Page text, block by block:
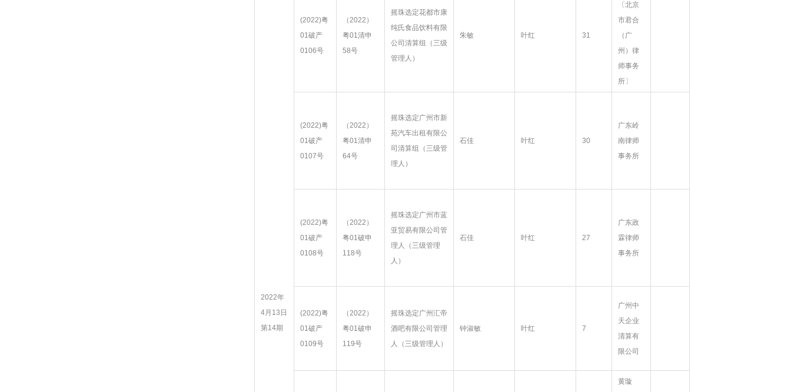
2022年
4月13日
第14期
(2022)粤
01破产
0106号
（2022）
粤01清申
58号
摇珠选定花都市康
纯氏食品饮料有限
公司清算组（三级
管理人）
朱敏 叶红 31
〔北京
市君合
（广
州）律
师事务
所〕
(2022)粤
01破产
0107号
（2022）
粤01清申
64号
摇珠选定广州市新
苑汽车出租有限公
司清算组（三级管
理人）
石佳 叶红 30
广东岭
南律师
事务所
(2022)粤
01破产
0108号
（2022）
粤01破申
118号
摇珠选定广州市蓝
亚贸易有限公司管
理人（三级管理
人）
石佳 叶红 27
广东政
霖律师
事务所
(2022)粤
01破产
0109号
（2022）
粤01破申
119号
摇珠选定广州汇帝
酒吧有限公司管理
人（三级管理人）
钟淑敏 叶红 7
广州中
天企业
清算有
限公司
黄璇